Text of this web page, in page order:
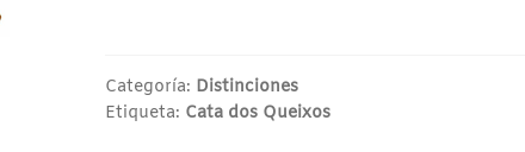
Categoría: Distinciones
Etiqueta: Cata dos Queixos